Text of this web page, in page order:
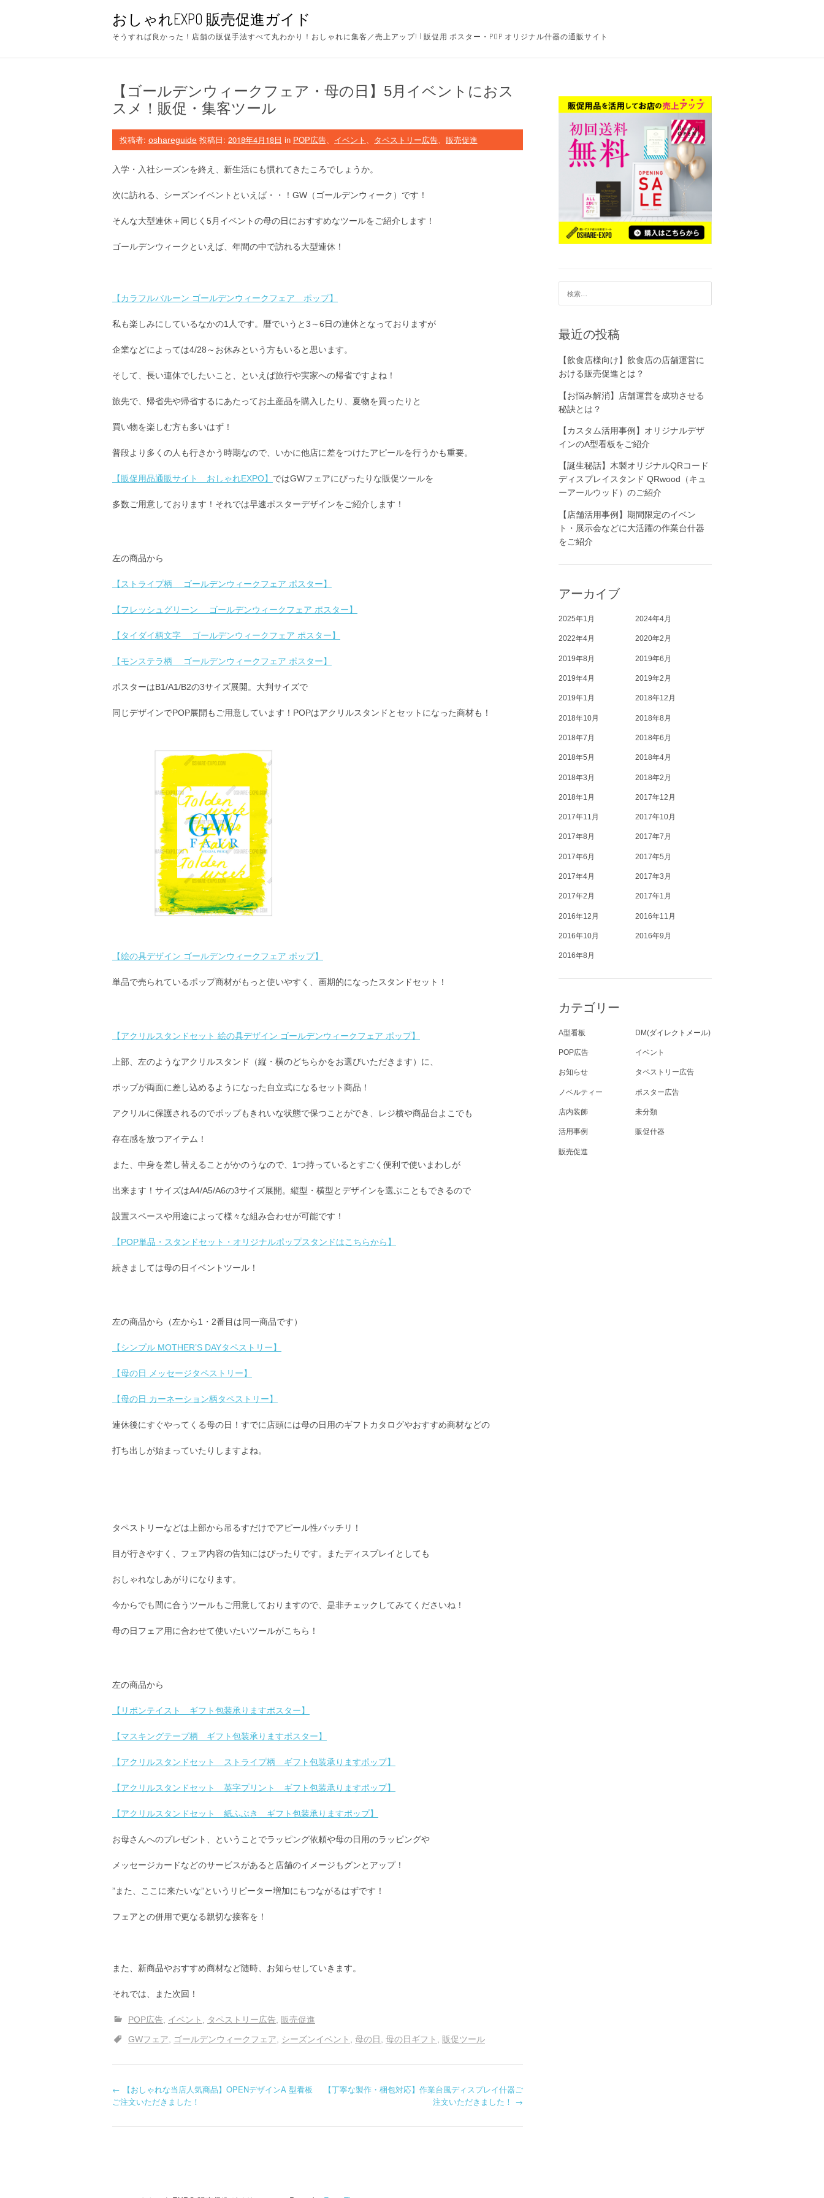
おしゃれEXPO 販売促進ガイド
そうすれば良かった！店舗の販促手法すべて丸わかり！おしゃれに集客／売上アップ! | 販促用 ポスター・POP オリジナル什器の通販サイト
【ゴールデンウィークフェア・母の日】5月イベントにおス
スメ！販促・集客ツール
投稿者: oshareguide 投稿日: 2018年4月18日 in POP広告、 イベント 、 タペストリー広告、 販売促進
入学・入社シーズンを終え、新生活にも慣れてきたころでしょうか。
次に訪れる、シーズンイベントといえば・・！GW（ゴールデンウィーク）です！
そんな大型連休＋同じく5月イベントの母の日におすすめなツールをご紹介します！
ゴールデンウィークといえば、年間の中で訪れる大型連休！
【カラフルバルーン ゴールデンウィークフェア ポップ】
私も楽しみにしているなかの1人です。暦でいうと3～6日の連休となっておりますが
企業などによっては4/28～お休みという方もいると思います。
そして、長い連休でしたいこと、といえば旅行や実家への帰省ですよね！
旅先で、帰省先や帰省するにあたってお土産品を購入したり、夏物を買ったりと
買い物を楽しむ方も多いはず！
普段より多くの人も行きかう時期なので、いかに他店に差をつけたアピールを行うかも重要。
【販促用品通販サイト おしゃれEXPO】 ではGWフェアにぴったりな販促ツールを
多数ご用意しております！それでは早速ポスターデザインをご紹介します！
左の商品から
【ストライプ柄 ゴールデンウィークフェア ポスター】
【フレッシュグリーン ゴールデンウィークフェア ポスター】
【タイダイ柄文字 ゴールデンウィークフェア ポスター】
【モンステラ柄 ゴールデンウィークフェア ポスター】
ポスターはB1/A1/B2の3サイズ展開。大判サイズで
同じデザインでPOP展開もご用意しています！POPはアクリルスタンドとセットになった商材も！
【絵の具デザイン ゴールデンウィークフェア ポップ】
単品で売られているポップ商材がもっと使いやすく、画期的になったスタンドセット！
【アクリルスタンドセット 絵の具デザイン ゴールデンウィークフェア ポップ】
上部、左のようなアクリルスタンド（縦・横のどちらかをお選びいただきます）に、
ポップが両面に差し込めるようになった自立式になるセット商品！
アクリルに保護されるのでポップもきれいな状態で保つことができ、レジ横や商品台よこでも
存在感を放つアイテム！
また、中身を差し替えることがかのうなので、1つ持っているとすごく便利で使いまわしが
出来ます！サイズはA4/A5/A6の3サイズ展開。縦型・横型とデザインを選ぶこともできるので
設置スペースや用途によって様々な組み合わせが可能です！
【POP単品・スタンドセット・オリジナルポップスタンドはこちらから】
続きましては母の日イベントツール！
左の商品から（左から1・2番目は同一商品です）
【シンプル MOTHER’S DAYタペストリー】
【母の日 メッセージタペストリー】
【母の日 カーネーション柄タペストリー】
連休後にすぐやってくる母の日！すでに店頭には母の日用のギフトカタログやおすすめ商材などの
打ち出しが始まっていたりしますよね。
タペストリーなどは上部から吊るすだけでアピール性バッチリ！
目が行きやすく、フェア内容の告知にはぴったりです。またディスプレイとしても
おしゃれなしあがりになります。
今からでも間に合うツールもご用意しておりますので、是非チェックしてみてくださいね！
母の日フェア用に合わせて使いたいツールがこちら！
左の商品から
【リボンテイスト ギフト包装承りますポスター】
【マスキングテープ柄 ギフト包装承りますポスター】
【アクリルスタンドセット ストライプ柄 ギフト包装承りますポップ】
【アクリルスタンドセット 英字プリント ギフト包装承りますポップ】
【アクリルスタンドセット 紙ふぶき ギフト包装承りますポップ】
お母さんへのプレゼント、ということでラッピング依頼や母の日用のラッピングや
メッセージカードなどのサービスがあると店舗のイメージもグンとアップ！
”また、ここに来たいな”というリピーター増加にもつながるはずです！
フェアとの併用で更なる親切な接客を！
また、新商品やおすすめ商材など随時、お知らせしていきます。
それでは、また次回！
POP広告 イベント タペストリー広告
販売促進
GWフェア
ゴールデンウィークフェア シーズンイベント 母の日 母の日ギフト 販促ツール
投
← 【おしゃれな当店人気商品】OPENデザインA 型看板
ご注文いただきました！
【丁寧な製作・梱包対応】作業台風ディスプレイ什器ご
注文いただきました！ →
索:
最近の投稿
【飲食店様向け】飲食店の店舗運営に
おける販売促進とは？
【お悩み解消】店舗運営を成功させる
秘訣とは？
【カスタム活用事例】オリジナルデザ
インのA型看板をご紹介
【誕生秘話】木製オリジナルQRコード
ディスプレイスタンド QRwood（キュ
ーアールウッド）のご紹介
【店舗活用事例】期間限定のイベン
ト・展示会などに大活躍の作業台什器
をご紹介
アーカイブ
2025年1月 2024年4月
2022年4月 2020年2月
2019年8月 2019年6月
2019年4月 2019年2月
2019年1月 2018年12月
2018年10月 2018年8月
2018年7月 2018年6月
2018年5月 2018年4月
2018年3月 2018年2月
2018年1月 2017年12月
2017年11月 2017年10月
2017年8月 2017年7月
2017年6月 2017年5月
2017年4月 2017年3月
2017年2月 2017年1月
2016年12月 2016年11月
2016年10月 2016年9月
2016年8月
カテゴリー
A型看板 DM(ダイレクトメール)
POP広告 イベント
お知らせ タペストリー広告
ノベルティー ポスター広告
店内装飾 未分類
活用事例 販促什器
販売促進